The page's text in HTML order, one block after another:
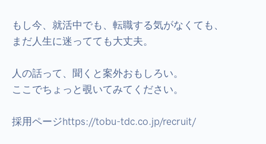
もし今、就活中でも、転職する気がなくても、
まだ人生に迷ってても大丈夫。
人の話って、聞くと案外おもしろい。
ここでちょっと覗いてみてください。
採用ページhttps://tobu-tdc.co.jp/recruit/